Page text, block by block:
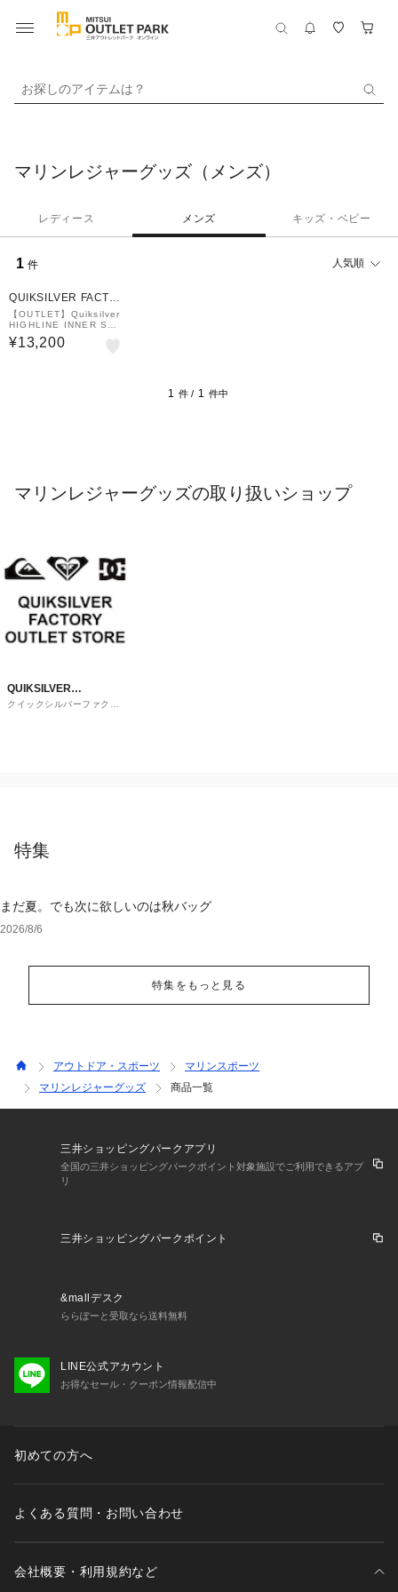
お探しのアイテムは？
マリンレジャーグッズ（メンズ）
レディース メンズ キッズ・ベビー
1 件 人気順
QUIKSILVER FACTO
RY OUTLET STORE
【OUTLET】Quiksilver
HIGHLINE INNER SHO
RTJOHN
¥13,200
1 件 / 1 件中
マリンレジャーグッズの取り扱いショップ
QUIKSILVER
FACTORY OUTLET
クイックシルバーファクト
特集
まだ夏。でも次に欲しいのは秋バッグ
2026/8/6
特集をもっと見る
アウトドア・スポーツ
マリンスポーツ
マリンレジャーグッズ
商品一覧
三井ショッピングパークアプリ
全国の三井ショッピングパークポイント対象施設でご利用できるアプ
リ
三井ショッピングパークポイント
&mallデスク
ららぽーと受取なら送料無料
LINE公式アカウント
お得なセール・クーポン情報配信中
初めての方へ
よくある質問・お問い合わせ
会社概要・利用規約など